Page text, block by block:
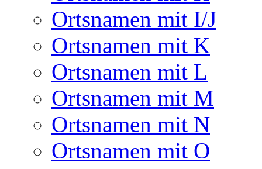
Ortsnamen mit I/J
Ortsnamen mit K
Ortsnamen mit L
Ortsnamen mit M
Ortsnamen mit N
Ortsnamen mit O